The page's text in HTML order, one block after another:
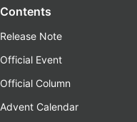
Contents
Release Note
Official Event
Official Column
Advent Calendar